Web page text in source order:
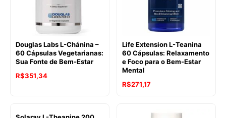
Douglas Labs L-Chánina –
60 Cápsulas Vegetarianas:
Sua Fonte de Bem-Estar
R$351,34
Life Extension L-Teanina
60 Cápsulas: Relaxamento
e Foco para o Bem-Estar
Mental
R$271,17